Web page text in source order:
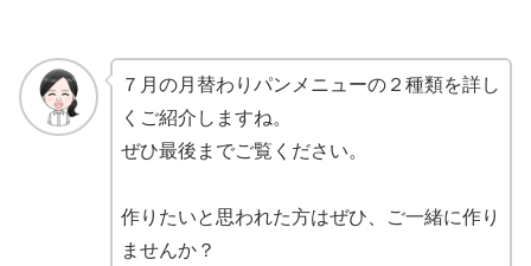
７月の月替わりパンメニューの２種類を詳し
くご紹介しますね。
ぜひ最後までご覧ください。
作りたいと思われた方はぜひ、ご一緒に作り
ませんか？